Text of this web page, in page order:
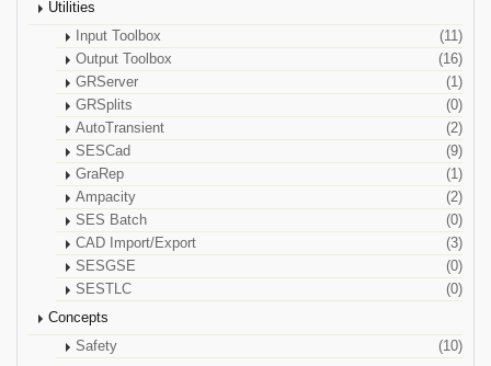
Utilities
Input Toolbox
(11)
Output Toolbox
(16)
GRServer
(1)
GRSplits
(0)
AutoTransient
(2)
SESCad
(9)
GraRep
(1)
Ampacity
(2)
SES Batch
(0)
CAD Import/Export
(3)
SESGSE
(0)
SESTLC
(0)
Concepts
Safety
(10)